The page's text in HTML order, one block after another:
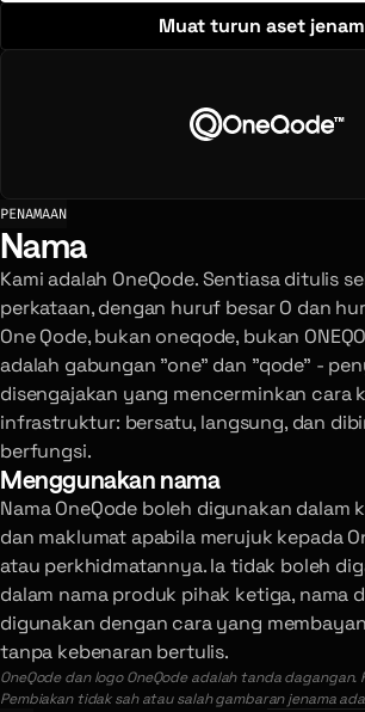
Muat turun aset
PENAMAAN
Nama
Kami adalah OneQode. Sentiasa ditulis
perkataan, dengan huruf besar O dan
One Qode, bukan oneqode, bukan
adalah gabungan "one" dan "qode" -
disengajakan yang mencerminkan cara
infrastruktur: bersatu, langsung, dan
berfungsi.
Menggunakan nama
Nama OneQode boleh digunakan dalam
dan maklumat apabila merujuk kepada
atau perkhidmatannya. Ia tidak boleh
dalam nama produk pihak ketiga, nama
digunakan dengan cara yang
tanpa kebenaran bertulis.
OneQode dan logo OneQode adalah tanda
Pembiakan tidak sah atau salah gambaran jenama